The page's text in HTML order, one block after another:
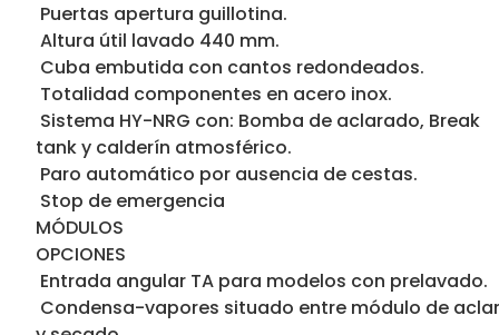
 Puertas apertura guillotina.
 Altura útil lavado 440 mm.
 Cuba embutida con cantos redondeados.
 Totalidad componentes en acero inox.
 Sistema HY-NRG con: Bomba de aclarado, Break
tank y calderín atmosférico.
 Paro automático por ausencia de cestas.
 Stop de emergencia
MÓDULOS
OPCIONES
 Entrada angular TA para modelos con prelavado.
 Condensa-vapores situado entre módulo de